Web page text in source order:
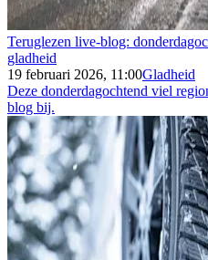
Teruglezen live-blog:
gladheid
19 februari 2026, 11:00Gladheid
Deze donderdagochtend viel
blog bij.